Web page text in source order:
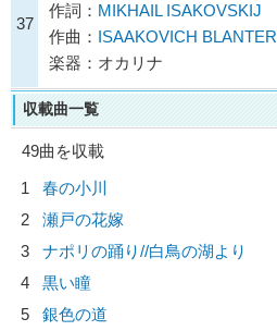
37
作詞： MIKHAIL ISAKOVSKIJ
作曲： ISAAKOVICH BLANTER
楽器：オカリナ
収載曲一覧
49曲を収載
1
春の小川
2
瀬戸の花嫁
3
ナポリの踊り//白鳥の湖より
4
黒い瞳
5
銀色の道